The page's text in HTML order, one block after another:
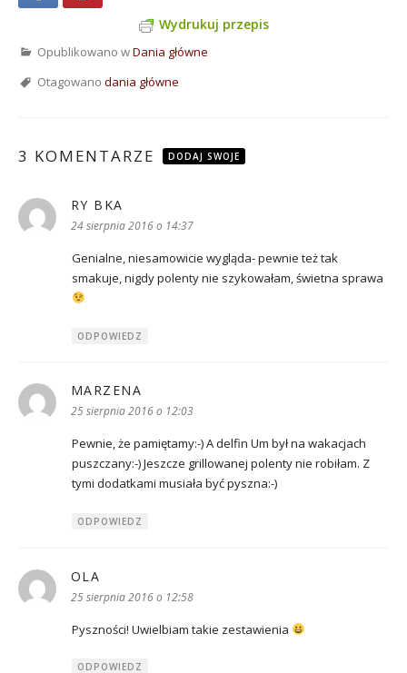
Wydrukuj przepis
Opublikowano wDania główne
Otagowano dania główne
3 KOMENTARZE DODAJ SWOJE
RY BKA
24 sierpnia 2016 o 14:37
Genialne, niesamowicie wygląda- pewnie też tak
smakuje, nigdy polenty nie szykowałam, świetna sprawa
ODPOWIEDZ
MARZENA
25 sierpnia 2016 o 12:03
Pewnie, że pamiętamy:-) A delfin Um był na wakacjach
puszczany:-) Jeszcze grillowanej polenty nie robiłam. Z
tymi dodatkami musiała być pyszna:-)
ODPOWIEDZ
OLA
25 sierpnia 2016 o 12:58
Pyszności! Uwielbiam takie zestawienia
ODPOWIEDZ